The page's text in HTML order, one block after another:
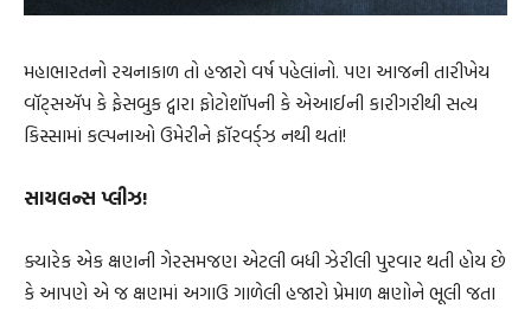
મહાભારતનો રચનાકાળ તો હજારો વર્ષ પહેલાંનો. પણ આજની તારીખેય
વૉટ્સઍપ કે ફેસબુક દ્વારા ફોટોશૉપની કે એઆઈની કારીગરીથી સત્ય
કિસ્સામાં કલ્પનાઓ ઉમેરીને ફૉરવર્ડ્ઝ નથી થતાં!
સાયલન્સ પ્લીઝ!
ક્યારેક એક ક્ષણની ગેરસમજણ એટલી બધી ઝેરીલી પુરવાર થતી હોય છે
કે આપણે એ જ ક્ષણમાં અગાઉ ગાળેલી હજારો પ્રેમાળ ક્ષણોને ભૂલી જતા